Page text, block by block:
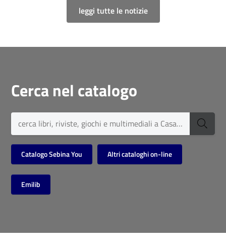
leggi tutte le notizie
Cerca nel catalogo
Catalogo Sebina You Altri cataloghi on-line
Emilib